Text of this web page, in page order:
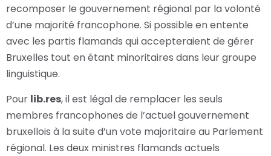
recomposer le gouvernement régional par la volonté
d’une majorité francophone. Si possible en entente
avec les partis flamands qui accepteraient de gérer
Bruxelles tout en étant minoritaires dans leur groupe
linguistique.
Pour lib.res, il est légal de remplacer les seuls
membres francophones de l’actuel gouvernement
bruxellois à la suite d’un vote majoritaire au Parlement
régional. Les deux ministres flamands actuels